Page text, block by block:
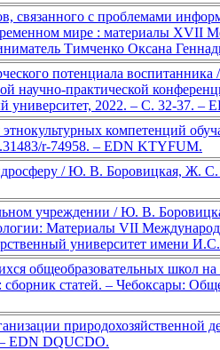
связанного с проблемами
мире : материалы
Тимченко Оксана
потенциала
научно-практической
университет, 2022. – С. 32-37. –
компетенций
r-74958. – EDN KTYFUM.
/ Ю. В. Боровицкая, Ж.
учреждении / Ю. В.
Материалы VII
университет имени
общеобразовательных
статей. – Чебоксары:
EDN DQUCDO.